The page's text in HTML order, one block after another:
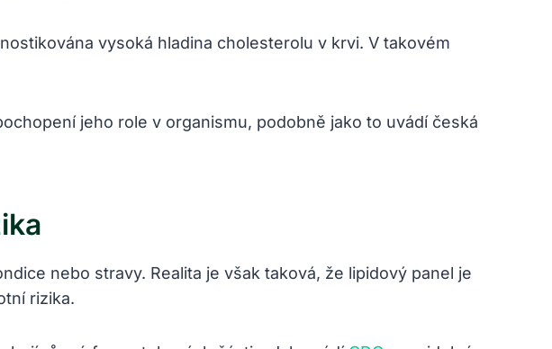
vysoká hladina cholesterolu v krvi. V takovém
jeho role v organismu, podobně jako to uvádí česká
nebo stravy. Realita je však taková, že lipidový panel je
rizika.